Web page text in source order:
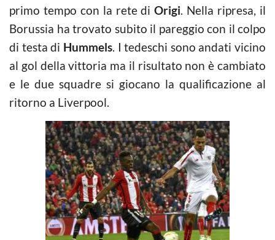
primo tempo con la rete diOrigi. Nella ripresa, il
Borussia ha trovato subito il pareggio con il colpo
di testa di Hummels. I tedeschi sono andati vicino
al gol della vittoria ma il risultato non è cambiato
e le due squadre si giocano la qualificazione al
ritorno a Liverpool.